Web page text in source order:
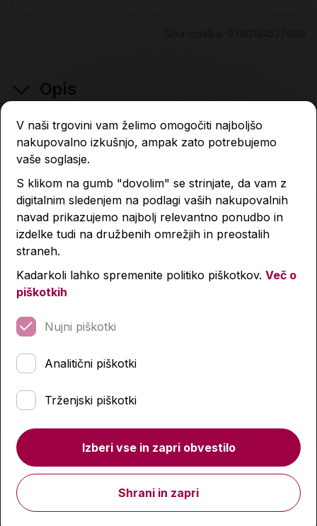
Opis
Lastnosti izdelka
Podobni izdelki
-4 %
-4 %
V naši trgovini vam želimo omogočiti najboljšo
nakupovalno izkušnjo, ampak zato potrebujemo
vaše soglasje.
S klikom na gumb "dovolim" se strinjate, da vam z
digitalnim sledenjem na podlagi vaših nakupovalnih
navad prikazujemo najbolj relevantno ponudbo in
izdelke tudi na družbenih omrežjih in preostalih
straneh.
Kadarkoli lahko spremenite politiko piškotkov. Več o
piškotkih
Nujni piškotki
Analitični piškotki
Trženjski piškotki
Izberi vse in zapri obvestilo
Shrani in zapri